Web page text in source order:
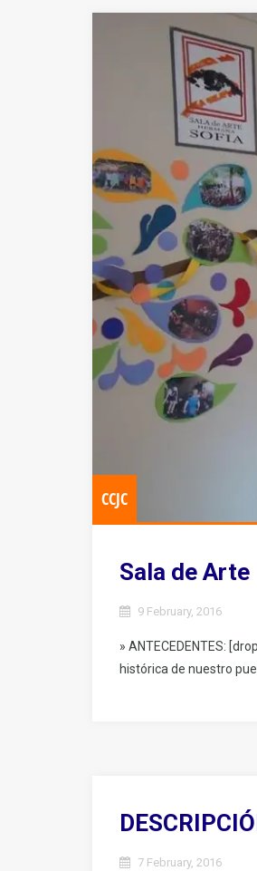
CCJC
Sala de Arte
9 February, 2016
» ANTECEDENTES:
histórica de nuestro
7 February, 2016